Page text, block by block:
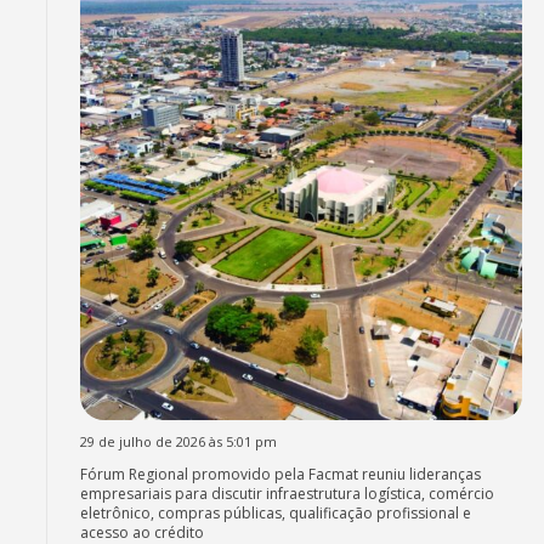
29 de julho de 2026 às 5:01 pm
Fórum Regional promovido pela Facmat reuniu lideranças
empresariais para discutir infraestrutura logística, comércio
eletrônico, compras públicas, qualificação profissional e
acesso ao crédito